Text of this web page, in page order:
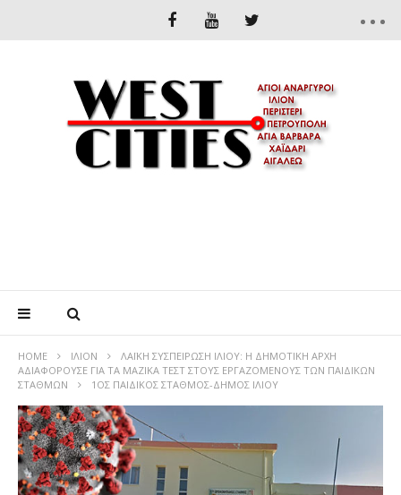
HOME ΊΛΙΟΝ
ΛΑΪΚΗ ΣΥΣΠΕΙΡΩΣΗ ΙΛΙΟΥ: Η ΔΗΜΟΤΙΚΗ ΑΡΧΗ
ΑΔΙΑΦΟΡΟΥΣΕ ΓΙΑ ΤΑ ΜΑΖΙΚΑ ΤΕΣΤ ΣΤΟΥΣ ΕΡΓΑΖΟΜΕΝΟΥΣ ΤΩΝ ΠΑΙΔΙΚΩΝ
ΣΤΑΘΜΩΝ
1ΟΣ ΠΑΙΔΙΚΟΣ ΣΤΑΘΜΟΣ-ΔΗΜΟΣ ΙΛΙΟΥ